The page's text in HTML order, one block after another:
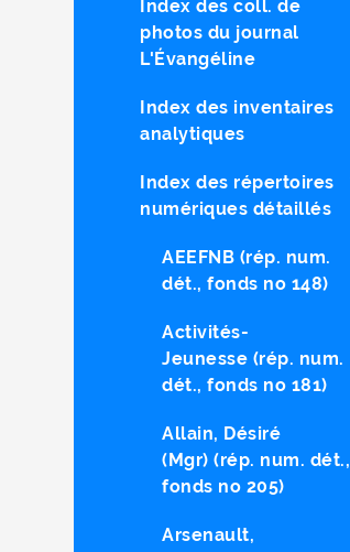
Index des coll. de
photos du journal
L'Évangéline
Index des inventaires
analytiques
Index des répertoires
numériques détaillés
AEEFNB (rép. num.
dét., fonds no 148)
Activités-
Jeunesse (rép. num.
dét., fonds no 181)
Allain, Désiré
(Mgr) (rép. num. dét.,
fonds no 205)
Arsenault,